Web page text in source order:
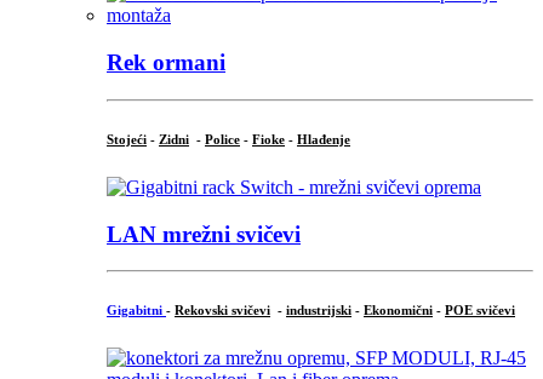
Rek ormani
Stojeći - Zidni - Police - Fioke - Hlađenje
LAN mrežni svičevi
Gigabitni - Rekovski svičevi - industrijski - Ekonomični - POE svičevi